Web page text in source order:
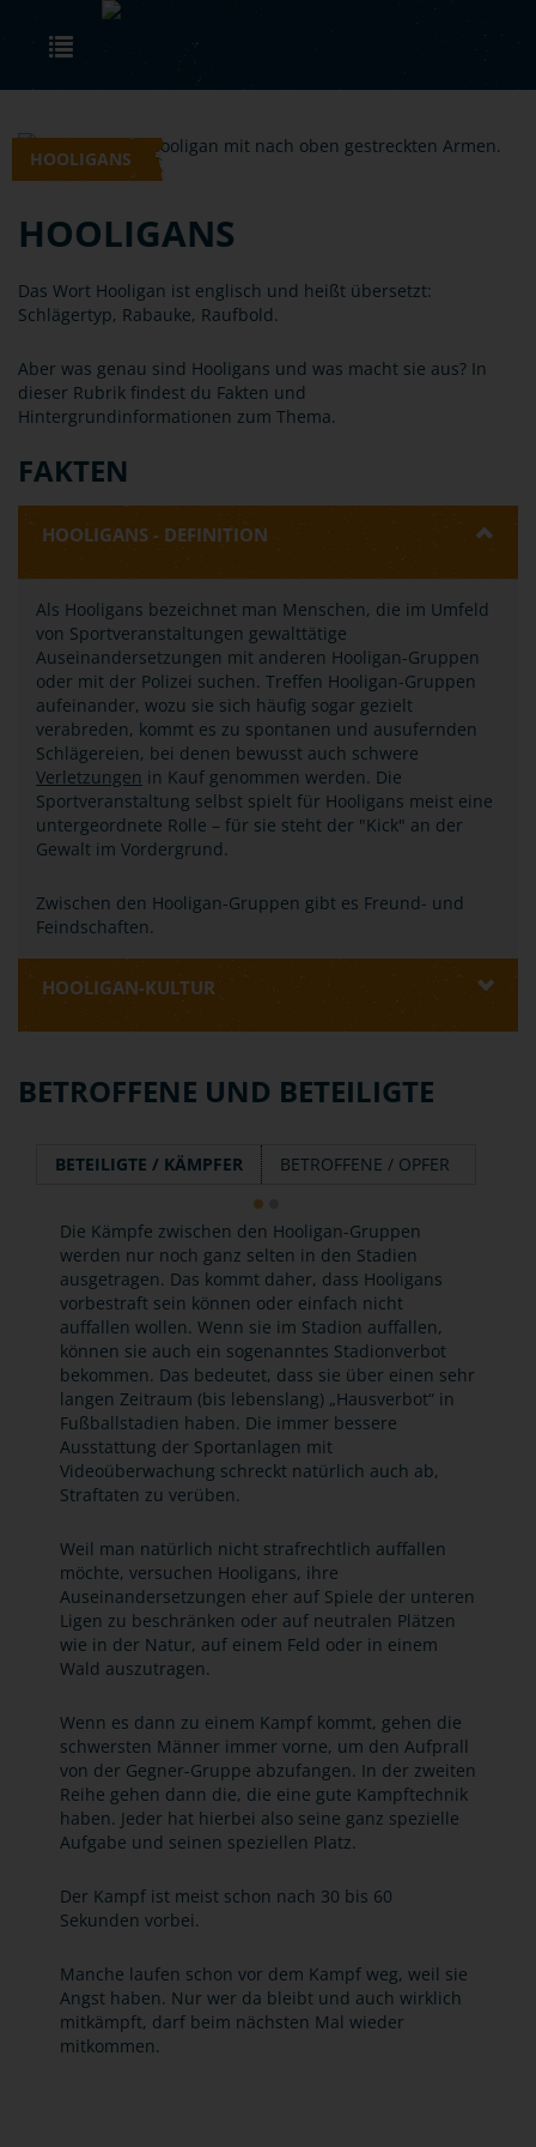
Skip to main content
HOOLIGANS
HOOLIGANS
Das Wort Hooligan ist englisch und heißt übersetzt:
Schlägertyp, Rabauke, Raufbold.
Aber was genau sind Hooligans und was macht sie aus? In
dieser Rubrik findest du Fakten und
Hintergrundinformationen zum Thema.
FAKTEN
HOOLIGANS - DEFINITION
Als Hooligans bezeichnet man Menschen, die im Umfeld
von Sportveranstaltungen gewalttätige
Auseinandersetzungen mit anderen Hooligan-Gruppen
oder mit der Polizei suchen. Treffen Hooligan-Gruppen
aufeinander, wozu sie sich häufig sogar gezielt
verabreden, kommt es zu spontanen und ausufernden
Schlägereien, bei denen bewusst auch schwere
Verletzungen in Kauf genommen werden. Die
Sportveranstaltung selbst spielt für Hooligans meist eine
untergeordnete Rolle – für sie steht der "Kick" an der
Gewalt im Vordergrund.
Zwischen den Hooligan-Gruppen gibt es Freund- und
Feindschaften.
HOOLIGAN-KULTUR
BETROFFENE UND BETEILIGTE
BETEILIGTE / KÄMPFER BETROFFENE / OPFER
Die Kämpfe zwischen den Hooligan-Gruppen
werden nur noch ganz selten in den Stadien
ausgetragen. Das kommt daher, dass Hooligans
vorbestraft sein können oder einfach nicht
auffallen wollen. Wenn sie im Stadion auffallen,
können sie auch ein sogenanntes Stadionverbot
bekommen. Das bedeutet, dass sie über einen sehr
langen Zeitraum (bis lebenslang) „Hausverbot“ in
Fußballstadien haben. Die immer bessere
Ausstattung der Sportanlagen mit
Videoüberwachung schreckt natürlich auch ab,
Straftaten zu verüben.
Weil man natürlich nicht strafrechtlich auffallen
möchte, versuchen Hooligans, ihre
Auseinandersetzungen eher auf Spiele der unteren
Ligen zu beschränken oder auf neutralen Plätzen
wie in der Natur, auf einem Feld oder in einem
Wald auszutragen.
Wenn es dann zu einem Kampf kommt, gehen die
schwersten Männer immer vorne, um den Aufprall
von der Gegner-Gruppe abzufangen. In der zweiten
Reihe gehen dann die, die eine gute Kampftechnik
haben. Jeder hat hierbei also seine ganz spezielle
Aufgabe und seinen speziellen Platz.
Der Kampf ist meist schon nach 30 bis 60
Sekunden vorbei.
Manche laufen schon vor dem Kampf weg, weil sie
Angst haben. Nur wer da bleibt und auch wirklich
mitkämpft, darf beim nächsten Mal wieder
mitkommen.